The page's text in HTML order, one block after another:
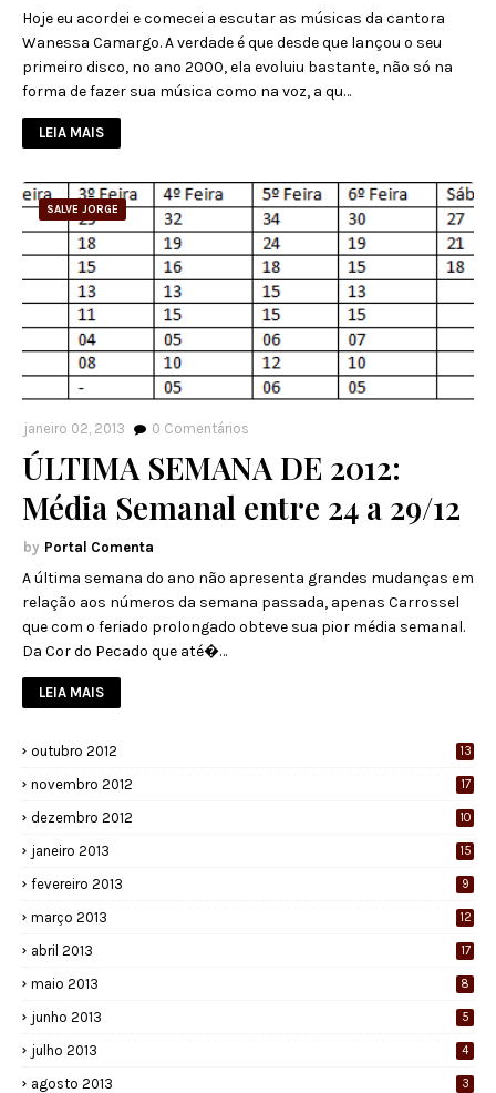
Hoje eu acordei e comecei a escutar as músicas da cantora
Wanessa Camargo. A verdade é que desde que lançou o seu
primeiro disco, no ano 2000, ela evoluiu bastante, não só na
forma de fazer sua música como na voz, a qu…
LEIA MAIS
SALVE JORGE
janeiro 02, 2013 0 Comentários
ÚLTIMA SEMANA DE 2012:
Média Semanal entre 24 a 29/12
Portal Comenta
A última semana do ano não apresenta grandes mudanças em
relação aos números da semana passada, apenas Carrossel
que com o feriado prolongado obteve sua pior média semanal.
Da Cor do Pecado que até�…
LEIA MAIS
outubro 2012 13
novembro 2012 17
dezembro 2012 10
janeiro 2013 15
fevereiro 2013 9
março 2013 12
abril 2013 17
maio 2013 8
junho 2013 5
julho 2013 4
agosto 2013 3